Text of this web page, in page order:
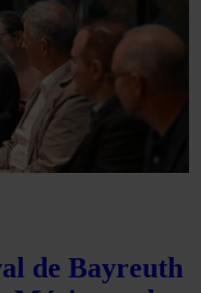
de Bayreuth